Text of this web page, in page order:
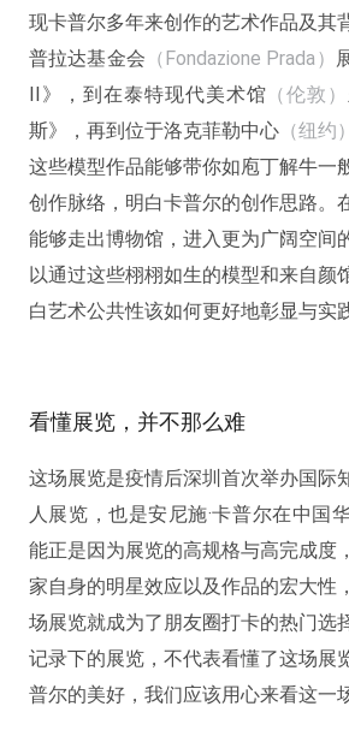
现卡普尔多年来创作的艺术作品及其
普拉达基金会 （Fondazione Prada）
II》，到在泰特现代美术馆 （伦敦）
斯》，再到位于洛克菲勒中心 （纽约）
这些模型作品能够带你如庖丁解牛一
创作脉络，明白卡普尔的创作思路。
能够走出博物馆，进入更为广阔空间
以通过这些栩栩如生的模型和来自颜
白艺术公共性该如何更好地彰显与实
看懂展览，并不那么难
这场展览是疫情后深圳首次举办国际
人展览，也是安尼施·卡普尔在中国
能正是因为展览的高规格与高完成度
家自身的明星效应以及作品的宏大性
场展览就成为了朋友圈打卡的热门选
记录下的展览，不代表看懂了这场展
普尔的美好，我们应该用心来看这一